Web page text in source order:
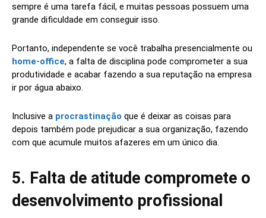
sempre é uma tarefa fácil, e muitas pessoas possuem uma
grande dificuldade em conseguir isso.
Portanto, independente se você trabalha presencialmente ou
home-office, a falta de disciplina pode comprometer a sua
produtividade e acabar fazendo a sua reputação na empresa
ir por água abaixo.
Inclusive a procrastinação que é deixar as coisas para
depois também pode prejudicar a sua organização, fazendo
com que acumule muitos afazeres em um único dia.
5. Falta de atitude compromete o
desenvolvimento profissional